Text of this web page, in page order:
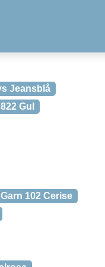
Jeansblå
Gul
102 Cerise